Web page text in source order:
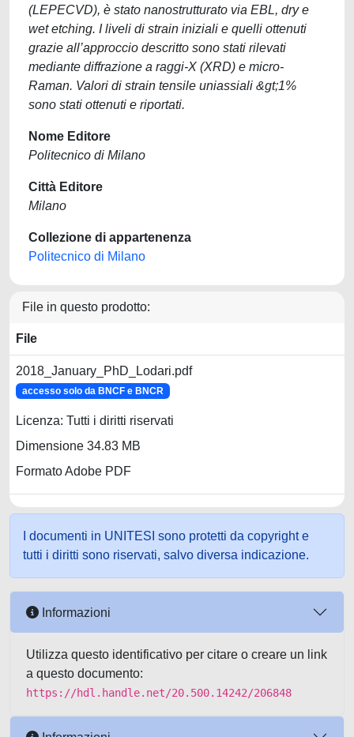
(LEPECVD), è stato nanostrutturato via EBL, dry e
wet etching. I liveli di strain iniziali e quelli ottenuti
grazie all’approccio descritto sono stati rilevati
mediante diffrazione a raggi-X (XRD) e micro-
Raman. Valori di strain tensile uniassiali &gt;1%
sono stati ottenuti e riportati.
Nome Editore
Politecnico di Milano
Città Editore
Milano
Collezione di appartenenza
Politecnico di Milano
File in questo prodotto:
File
2018_January_PhD_Lodari.pdf
accesso solo da BNCF e BNCR
Licenza: Tutti i diritti riservati
Dimensione 34.83 MB
Formato Adobe PDF
I documenti in UNITESI sono protetti da copyright e
tutti i diritti sono riservati, salvo diversa indicazione.
Informazioni
Utilizza questo identificativo per citare o creare un link
a questo documento:
https://hdl.handle.net/20.500.14242/206848